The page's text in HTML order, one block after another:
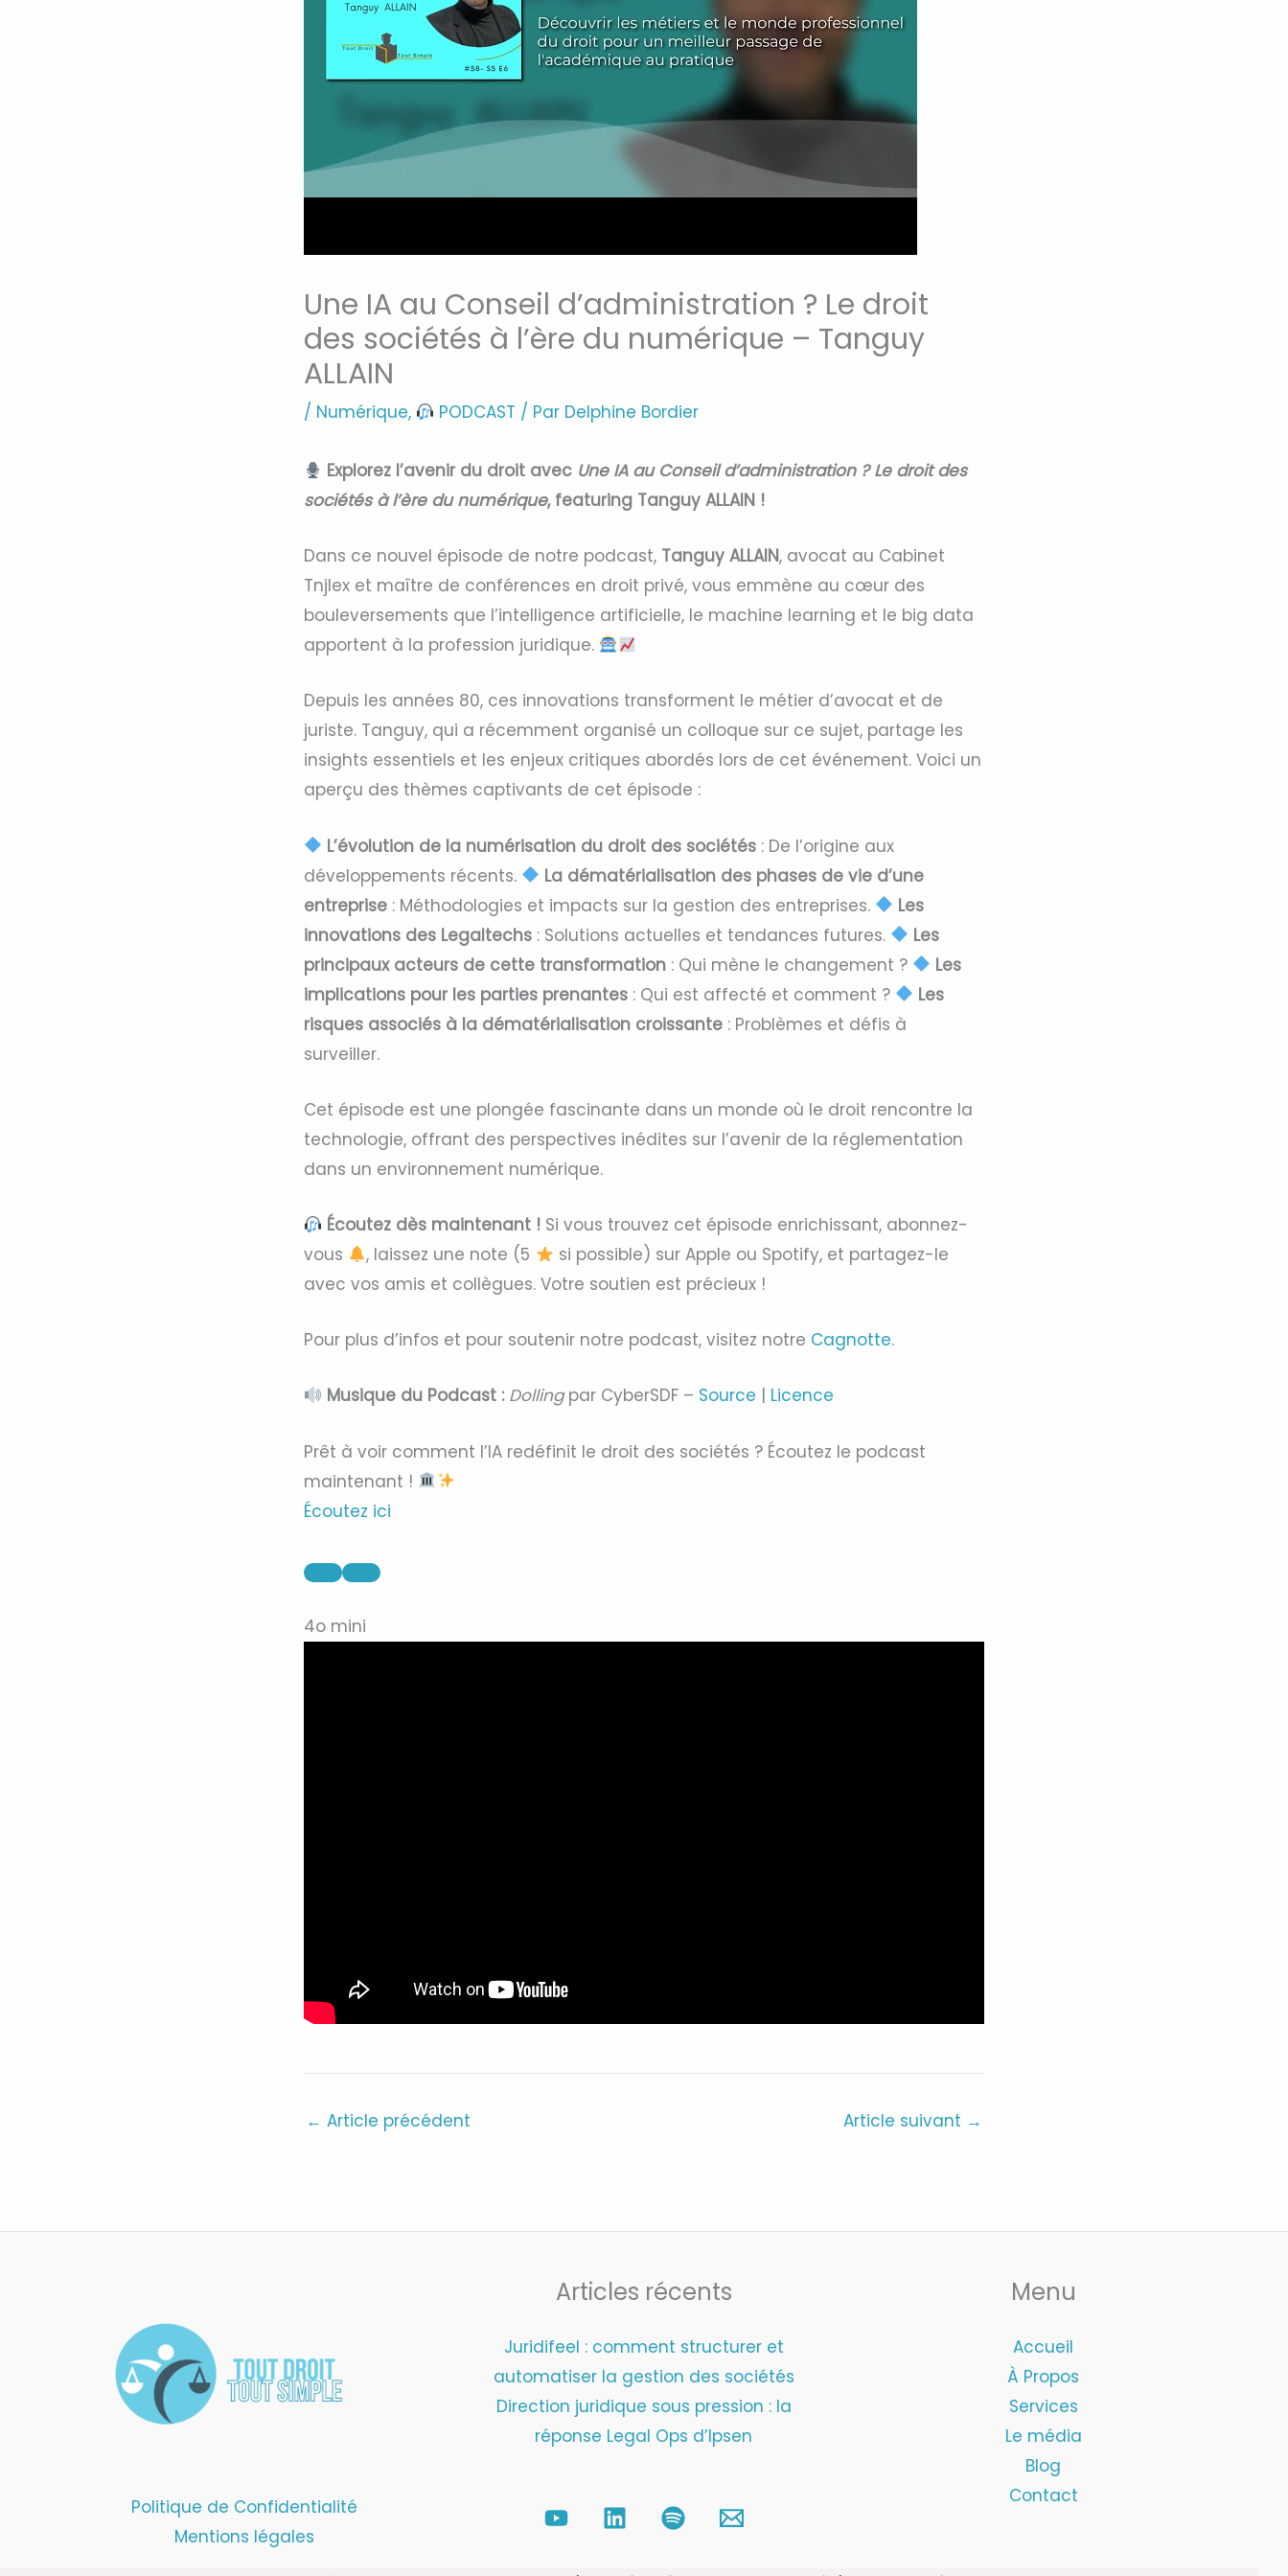
Une IA au Conseil d’administration ? Le droit
des sociétés à l’ère du numérique – Tanguy
ALLAIN
/ Numérique, PODCAST / Par Delphine Bordier
Explorez l’avenir du droit avec Une IA au Conseil d’administration ? Le droit des
sociétés à l’ère du numérique, featuring Tanguy ALLAIN !
Dans ce nouvel épisode de notre podcast, Tanguy ALLAIN, avocat au Cabinet
Tnjlex et maître de conférences en droit privé, vous emmène au cœur des
bouleversements que l’intelligence artificielle, le machine learning et le big data
apportent à la profession juridique.
Depuis les années 80, ces innovations transforment le métier d’avocat et de
juriste. Tanguy, qui a récemment organisé un colloque sur ce sujet, partage les
insights essentiels et les enjeux critiques abordés lors de cet événement. Voici un
aperçu des thèmes captivants de cet épisode :
L’évolution de la numérisation du droit des sociétés : De l’origine aux
développements récents.
La dématérialisation des phases de vie d’une
entreprise : Méthodologies et impacts sur la gestion des entreprises.
Les
innovations des Legaltechs : Solutions actuelles et tendances futures.
Les
principaux acteurs de cette transformation : Qui mène le changement ?
Les
implications pour les parties prenantes : Qui est affecté et comment ?
Les
risques associés à la dématérialisation croissante : Problèmes et défis à
surveiller.
Cet épisode est une plongée fascinante dans un monde où le droit rencontre la
technologie, offrant des perspectives inédites sur l’avenir de la réglementation
dans un environnement numérique.
Écoutez dès maintenant ! Si vous trouvez cet épisode enrichissant, abonnez-
vous
, laissez une note (5
si possible) sur Apple ou Spotify, et partagez-le
avec vos amis et collègues. Votre soutien est précieux !
Pour plus d’infos et pour soutenir notre podcast, visitez notre Cagnotte.
Musique du Podcast : Dollingpar CyberSDF – Source | Licence
Prêt à voir comment l’IA redéfinit le droit des sociétés ? Écoutez le podcast
maintenant !
Écoutez ici
4o mini
← Article précédent Article suivant →
Politique de Confidentialité
Mentions légales
Articles récents
Juridifeel : comment structurer et
automatiser la gestion des sociétés
Direction juridique sous pression : la
réponse Legal Ops d’Ipsen
Menu
Accueil
À Propos
Services
Le média
Blog
Contact